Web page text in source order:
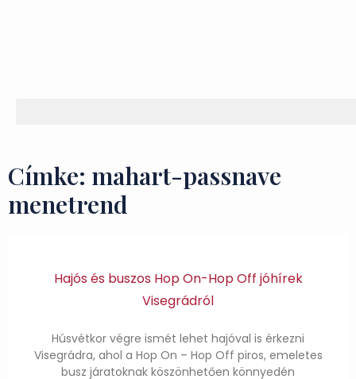
Címke: mahart-passnave
menetrend
Hajós és buszos Hop On-Hop Off jóhírek
Visegrádról
Húsvétkor végre ismét lehet hajóval is érkezni
Visegrádra, ahol a Hop On – Hop Off piros, emeletes
busz járatoknak köszönhetően könnyedén